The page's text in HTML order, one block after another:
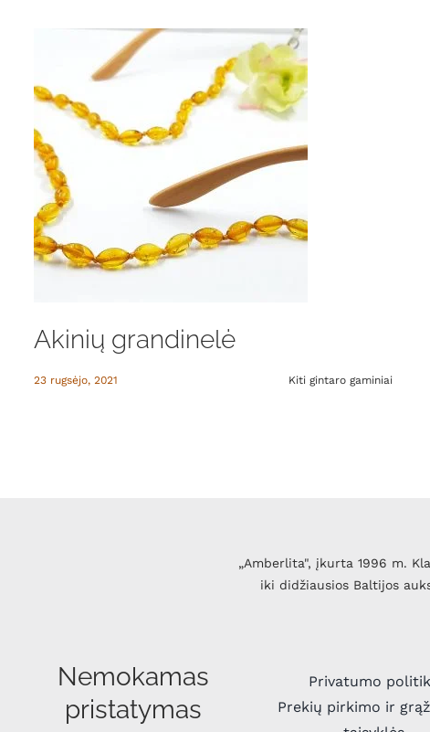
Akinių grandinelė
23 rugsėjo, 2021 Kiti gintaro gaminiai
„Amberlita", įkurta 1996 m.
iki didžiausios Baltijos
Nemokamas
pristatymas
Privatumo
Prekių pirkimo ir